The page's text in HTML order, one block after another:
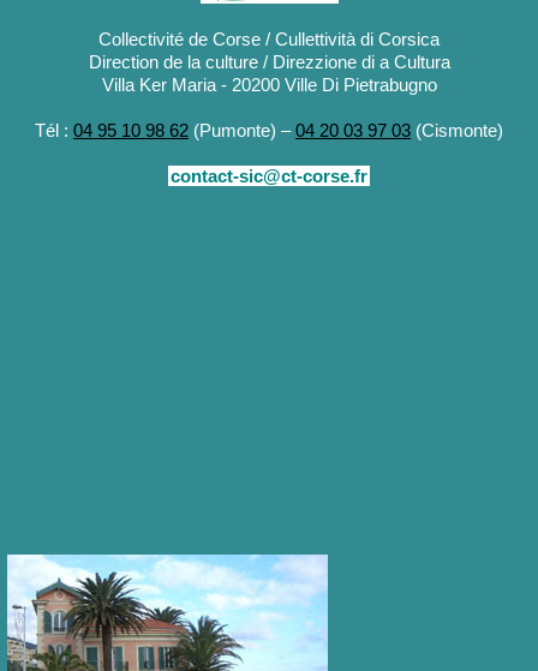
Collectivité de Corse / Cullettività di Corsica
Direction de la culture / Direzzione di a Cultura
Villa Ker Maria - 20200 Ville Di Pietrabugno
Tél : 04 95 10 98 62 (Pumonte) –04 20 03 97 03 (Cismonte)
contact-sic@ct-corse.fr